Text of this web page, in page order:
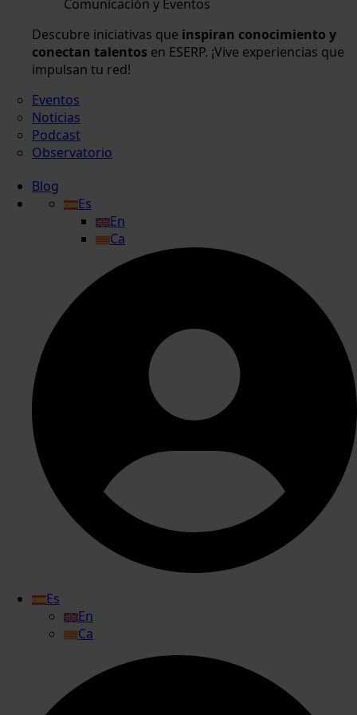
Comunicación y Eventos
Descubre iniciativas que inspiran conocimiento y
conectan talentos en ESERP. ¡Vive experiencias que
impulsan tu red!
Eventos
Noticias
Podcast
Observatorio
Blog
Es
En
Ca
Es
En
Ca